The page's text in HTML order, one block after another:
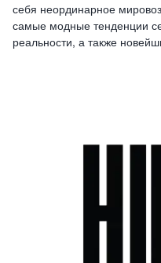
себя неординарное
самые модные тенденции
реальности, а также